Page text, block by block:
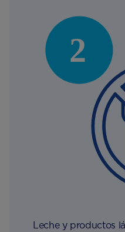
Leche y productos